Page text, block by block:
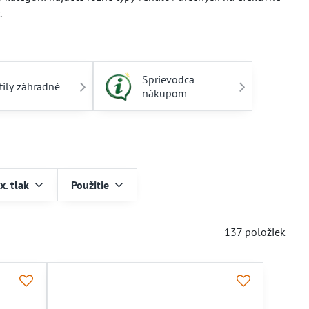
systémoch.
častom používaní.
zavlažovanie.
o rastliny.
efektívnu a bezporuchovú prevádzku
systémom a tlakové požiadavky.
záhradné
Sprievodca
nákupom
137 položiek
tlak Použitie